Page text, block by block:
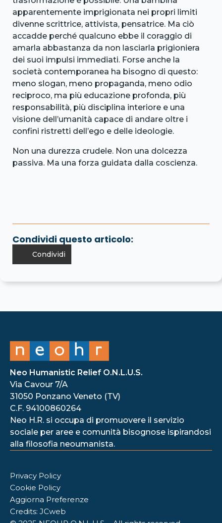
apparentemente imprigionata nei propri limiti
divenne scrittrice, attivista, pensatrice. Ma ciò
accadde perché qualcuno ebbe il coraggio di
amarla abbastanza da non lasciarla prigioniera
dei suoi impulsi immediati. Forse anche la
società contemporanea ha bisogno di questo:
meno slogan, meno propaganda, meno odio
reciproco, ma più educazione profonda, più
responsabilità, più disciplina interiore e una
visione dell’umanità capace di andare oltre i
confini ristretti dell’ego e delle ideologie.
Non una durezza crudele. Non una dolcezza
passiva. Ma una forza guidata dalla coscienza.
Condividi questo articolo:
Condividi
Neo Humanistic Relief O.N.L.U.S.
Via Cavour 7/A
31050 Ponzano Veneto (TV)
C.F. 94100860264
Neo H.R. si occupa di promuovere il servizio
sociale per aree e comunità bisognose ispirandosi
alla filosofia neoumanista.
Privacy Policy
Cookie Policy
Aggiorna Preferenze
Credits: JCweb